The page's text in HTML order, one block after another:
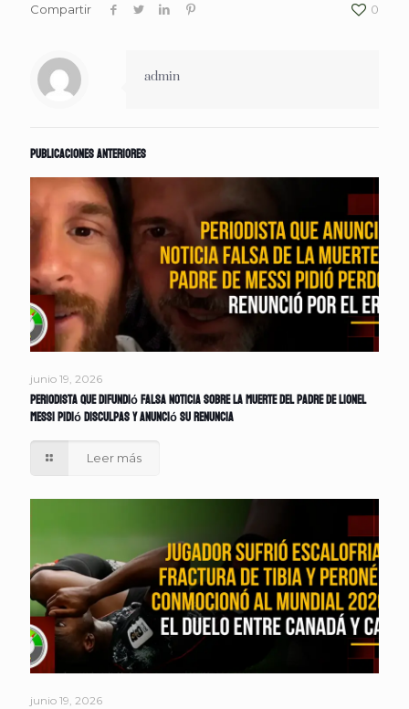
Compartir 0
admin
Publicaciones anteriores
junio 19, 2026
Periodista que difundió falsa noticia sobre la muerte del padre de Lionel
Messi pidió disculpas y anunció su renuncia
Leer más
junio 19, 2026